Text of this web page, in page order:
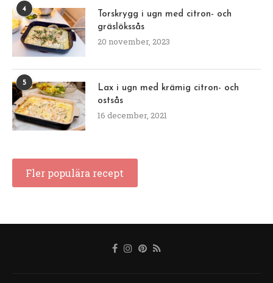
4
Torskrygg i ugn med citron- och
gräslökssås
20 november, 2023
5
Lax i ugn med krämig citron- och
ostsås
16 december, 2021
Fler populära recept